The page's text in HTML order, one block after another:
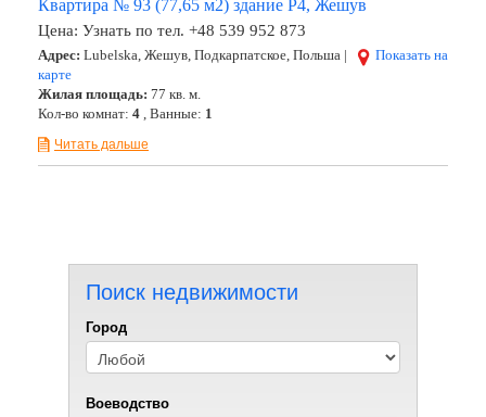
Квартира № 93 (77,65 м2) здание Р4, Жешув
Цена: Узнать по тел. +48 539 952 873
Адрес: Lubelska, Жешув, Подкарпатское, Польша |
Показать на
карте
Жилая площадь: 77 кв. м.
Кол-во комнат: 4 , Ванные: 1
Читать дальше
Поиск недвижимости
Город
Воеводствo